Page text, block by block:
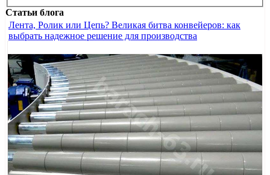
Статьи блога
Лента, Ролик или Цепь? Великая битва конвейеров: как
выбрать надежное решение для производства